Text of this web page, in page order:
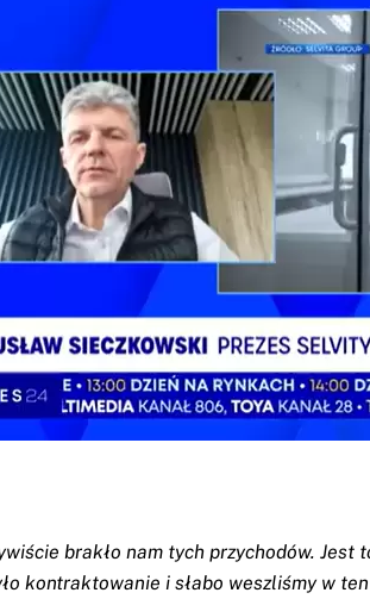
brakło nam tych przychodów.
kontraktowanie i słabo weszliśmy w